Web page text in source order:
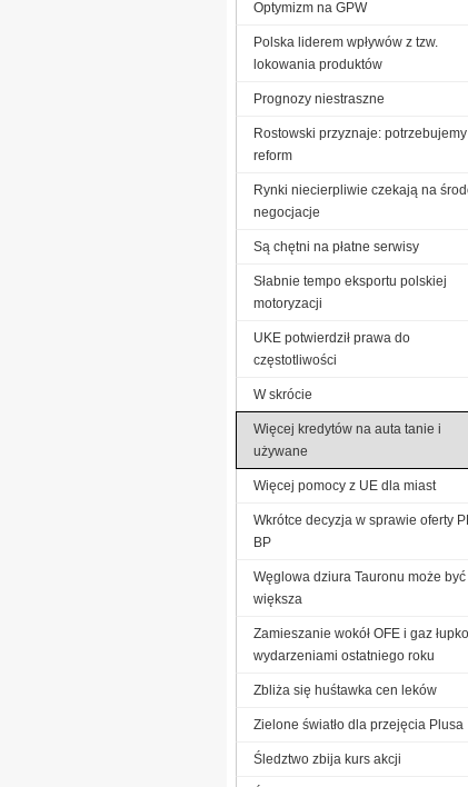
Optymizm na GPW
Polska liderem wpływów z tzw.
lokowania produktów
Prognozy niestraszne
Rostowski przyznaje: potrzebujemy
reform
Rynki niecierpliwie czekają na
negocjacje
Są chętni na płatne serwisy
Słabnie tempo eksportu polskiej
motoryzacji
UKE potwierdził prawa do
częstotliwości
W skrócie
Więcej kredytów na auta tanie i
używane
Więcej pomocy z UE dla miast
Wkrótce decyzja w sprawie oferty
BP
Węglowa dziura Tauronu może być
większa
Zamieszanie wokół OFE i gaz
wydarzeniami ostatniego roku
Zbliża się huśtawka cen leków
Zielone światło dla przejęcia Plusa
Śledztwo zbija kurs akcji